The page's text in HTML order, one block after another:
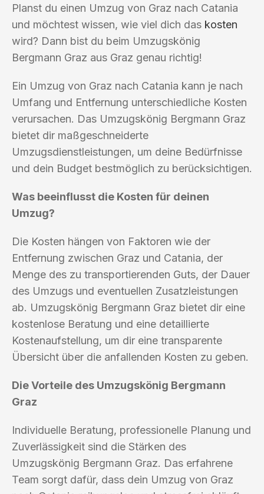
Planst du einen Umzug von Graz nach Catania
und möchtest wissen, wie viel dich das kosten
wird? Dann bist du beim Umzugskönig
Bergmann Graz aus Graz genau richtig!
Ein Umzug von Graz nach Catania kann je nach
Umfang und Entfernung unterschiedliche Kosten
verursachen. Das Umzugskönig Bergmann Graz
bietet dir maßgeschneiderte
Umzugsdienstleistungen, um deine Bedürfnisse
und dein Budget bestmöglich zu berücksichtigen.
Was beeinflusst die Kosten für deinen
Umzug?
Die Kosten hängen von Faktoren wie der
Entfernung zwischen Graz und Catania, der
Menge des zu transportierenden Guts, der Dauer
des Umzugs und eventuellen Zusatzleistungen
ab. Umzugskönig Bergmann Graz bietet dir eine
kostenlose Beratung und eine detaillierte
Kostenaufstellung, um dir eine transparente
Übersicht über die anfallenden Kosten zu geben.
Die Vorteile des Umzugskönig Bergmann
Graz
Individuelle Beratung, professionelle Planung und
Zuverlässigkeit sind die Stärken des
Umzugskönig Bergmann Graz. Das erfahrene
Team sorgt dafür, dass dein Umzug von Graz